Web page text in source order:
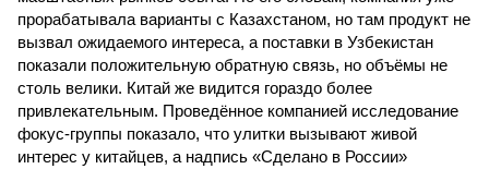
прорабатывала варианты с Казахстаном, но там продукт не
вызвал ожидаемого интереса, а поставки в Узбекистан
показали положительную обратную связь, но объёмы не
столь велики. Китай же видится гораздо более
привлекательным. Проведённое компанией исследование
фокус-группы показало, что улитки вызывают живой
интерес у китайцев, а надпись «Сделано в России»